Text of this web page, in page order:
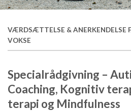
VÆRDSÆTTELSE & ANERKENDELSE
VOKSE
Specialrådgivning –
Coaching, Kognitiv
terapi og Mindfulness